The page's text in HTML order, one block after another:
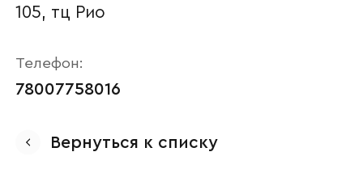
105, тц Рио
Телефон:
78007758016
Вернуться к списку